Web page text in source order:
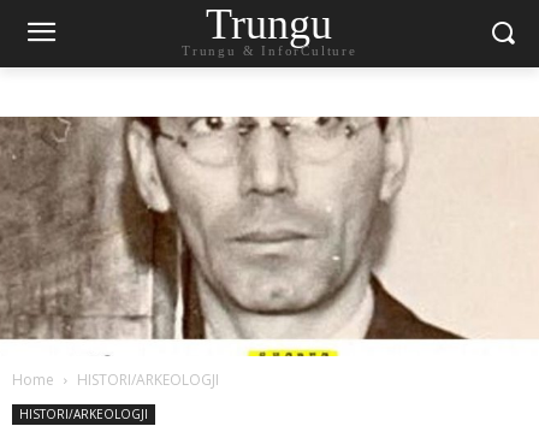
Trungu
Trungu & InforCulture
Home HISTORI/ARKEOLOGJI
HISTORI/ARKEOLOGJI